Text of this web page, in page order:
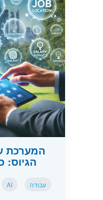
המערכת
הגיוס:
עבודה AI